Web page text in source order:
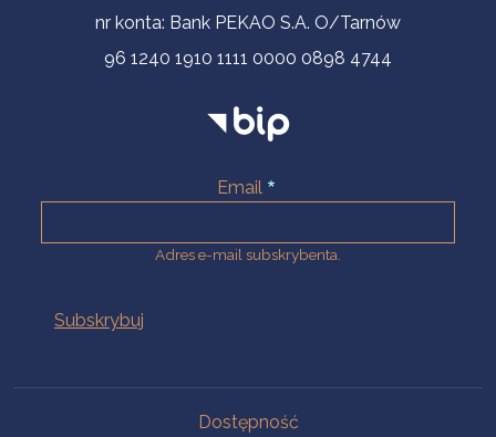
nr konta: Bank PEKAO S.A. O/Tarnów
96 1240 1910 1111 0000 0898 4744
Email
Adres e-mail subskrybenta.
Dostępność